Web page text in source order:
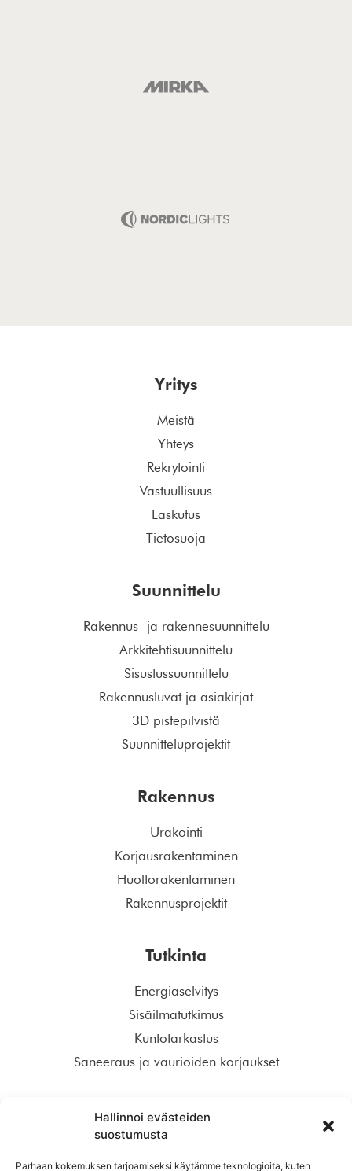
Hallinnoi evästeiden
suostumusta
Parhaan kokemuksen tarjoamiseksi käytämme teknologioita, kuten
Yritys
Meistä
Yhteys
Rekrytointi
Vastuullisuus
Laskutus
Tietosuoja
Suunnittelu
Rakennus- ja rakennesuunnittelu
Arkkitehtisuunnittelu
Sisustussuunnittelu
Rakennusluvat ja asiakirjat
3D pistepilvistä
Suunnitteluprojektit
Rakennus
Urakointi
Korjausrakentaminen
Huoltorakentaminen
Rakennusprojektit
Tutkinta
Energiaselvitys
Sisäilmatutkimus
Kuntotarkastus
Saneeraus ja vaurioiden korjaukset
Tilaa meidän uudiskirje!